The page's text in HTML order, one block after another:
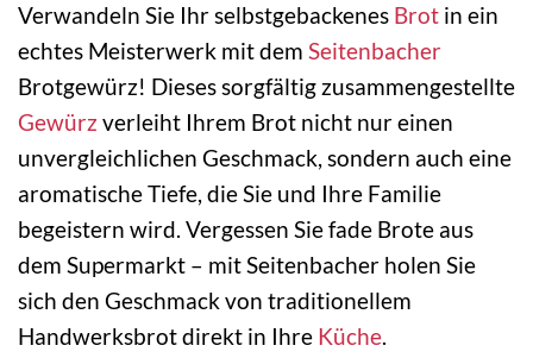
Verwandeln Sie Ihr selbstgebackenes Brot in ein
echtes Meisterwerk mit dem Seitenbacher
Brotgewürz! Dieses sorgfältig zusammengestellte
Gewürz verleiht Ihrem Brot nicht nur einen
unvergleichlichen Geschmack, sondern auch eine
aromatische Tiefe, die Sie und Ihre Familie
begeistern wird. Vergessen Sie fade Brote aus
dem Supermarkt – mit Seitenbacher holen Sie
sich den Geschmack von traditionellem
Handwerksbrot direkt in Ihre Küche.